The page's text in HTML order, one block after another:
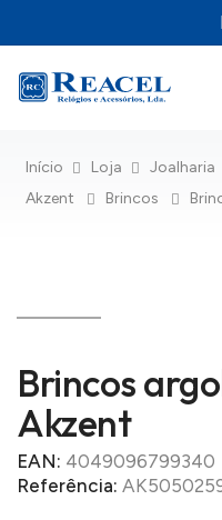
Início Loja Joalharia
Akzent
Brincos
Brincos
Akzent
EAN: 4049096799340
Referência: